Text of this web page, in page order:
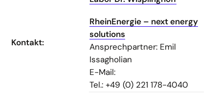
Kontakt:
RheinEnergie – next energy
solutions
Ansprechpartner: Emil
Issagholian
E-Mail:
Tel.: +49 (0) 221 178-4040